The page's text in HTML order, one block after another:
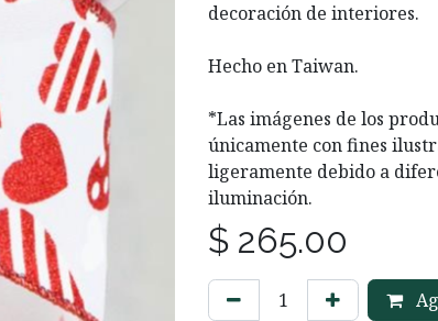
decoración de interiores.
Hecho en Taiwan.
*Las imágenes de los
únicamente con fines
ligeramente debido a
iluminación.
$ 265.00